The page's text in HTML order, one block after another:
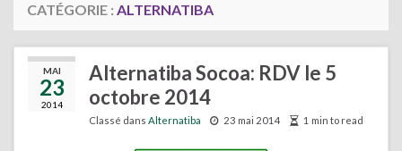
CATÉGORIE : ALTERNATIBA
MAI
23
2014
Alternatiba Socoa: RDV le 5
octobre 2014
Classé dans Alternatiba 23 mai 2014 1 min to read